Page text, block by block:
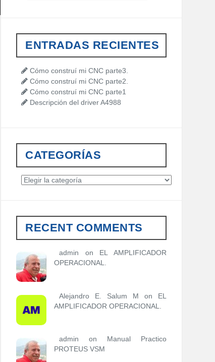
h
f
o
r
:
ENTRADAS RECIENTES
Cómo construí mi CNC parte3.
Cómo construí mi CNC parte2.
Cómo construí mi CNC parte1
Descripción del driver A4988
CATEGORÍAS
C
r
a
s
RECENT COMMENTS
admin on EL AMPLIFICADOR
OPERACIONAL.
Alejandro E. Salum M on EL
AMPLIFICADOR OPERACIONAL.
admin on Manual Practico
PROTEUS VSM